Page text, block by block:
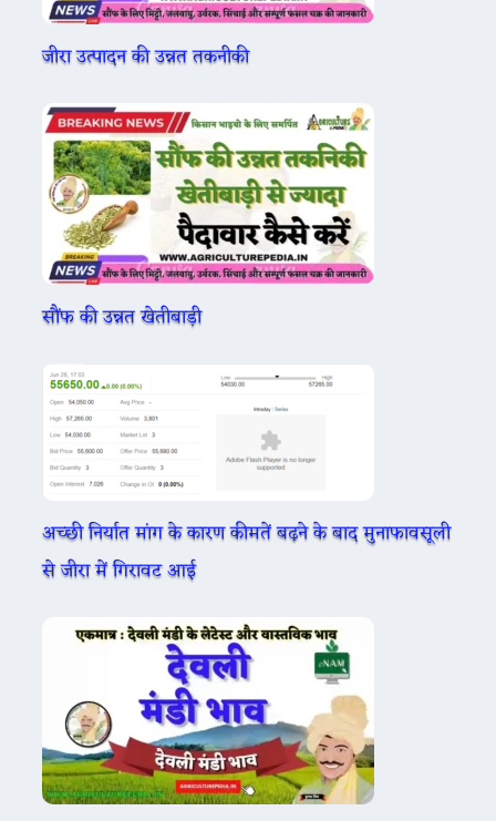
जीरा उत्पादन की उन्नत तकनीकी
सौंफ की उन्नत खेतीबाड़ी
अच्छी निर्यात मांग के कारण कीमतें बढ़ने के बाद मुनाफावसूली
से जीरा में गिरावट आई